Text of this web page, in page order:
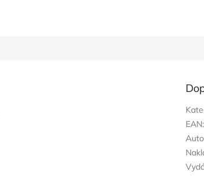
EAN: